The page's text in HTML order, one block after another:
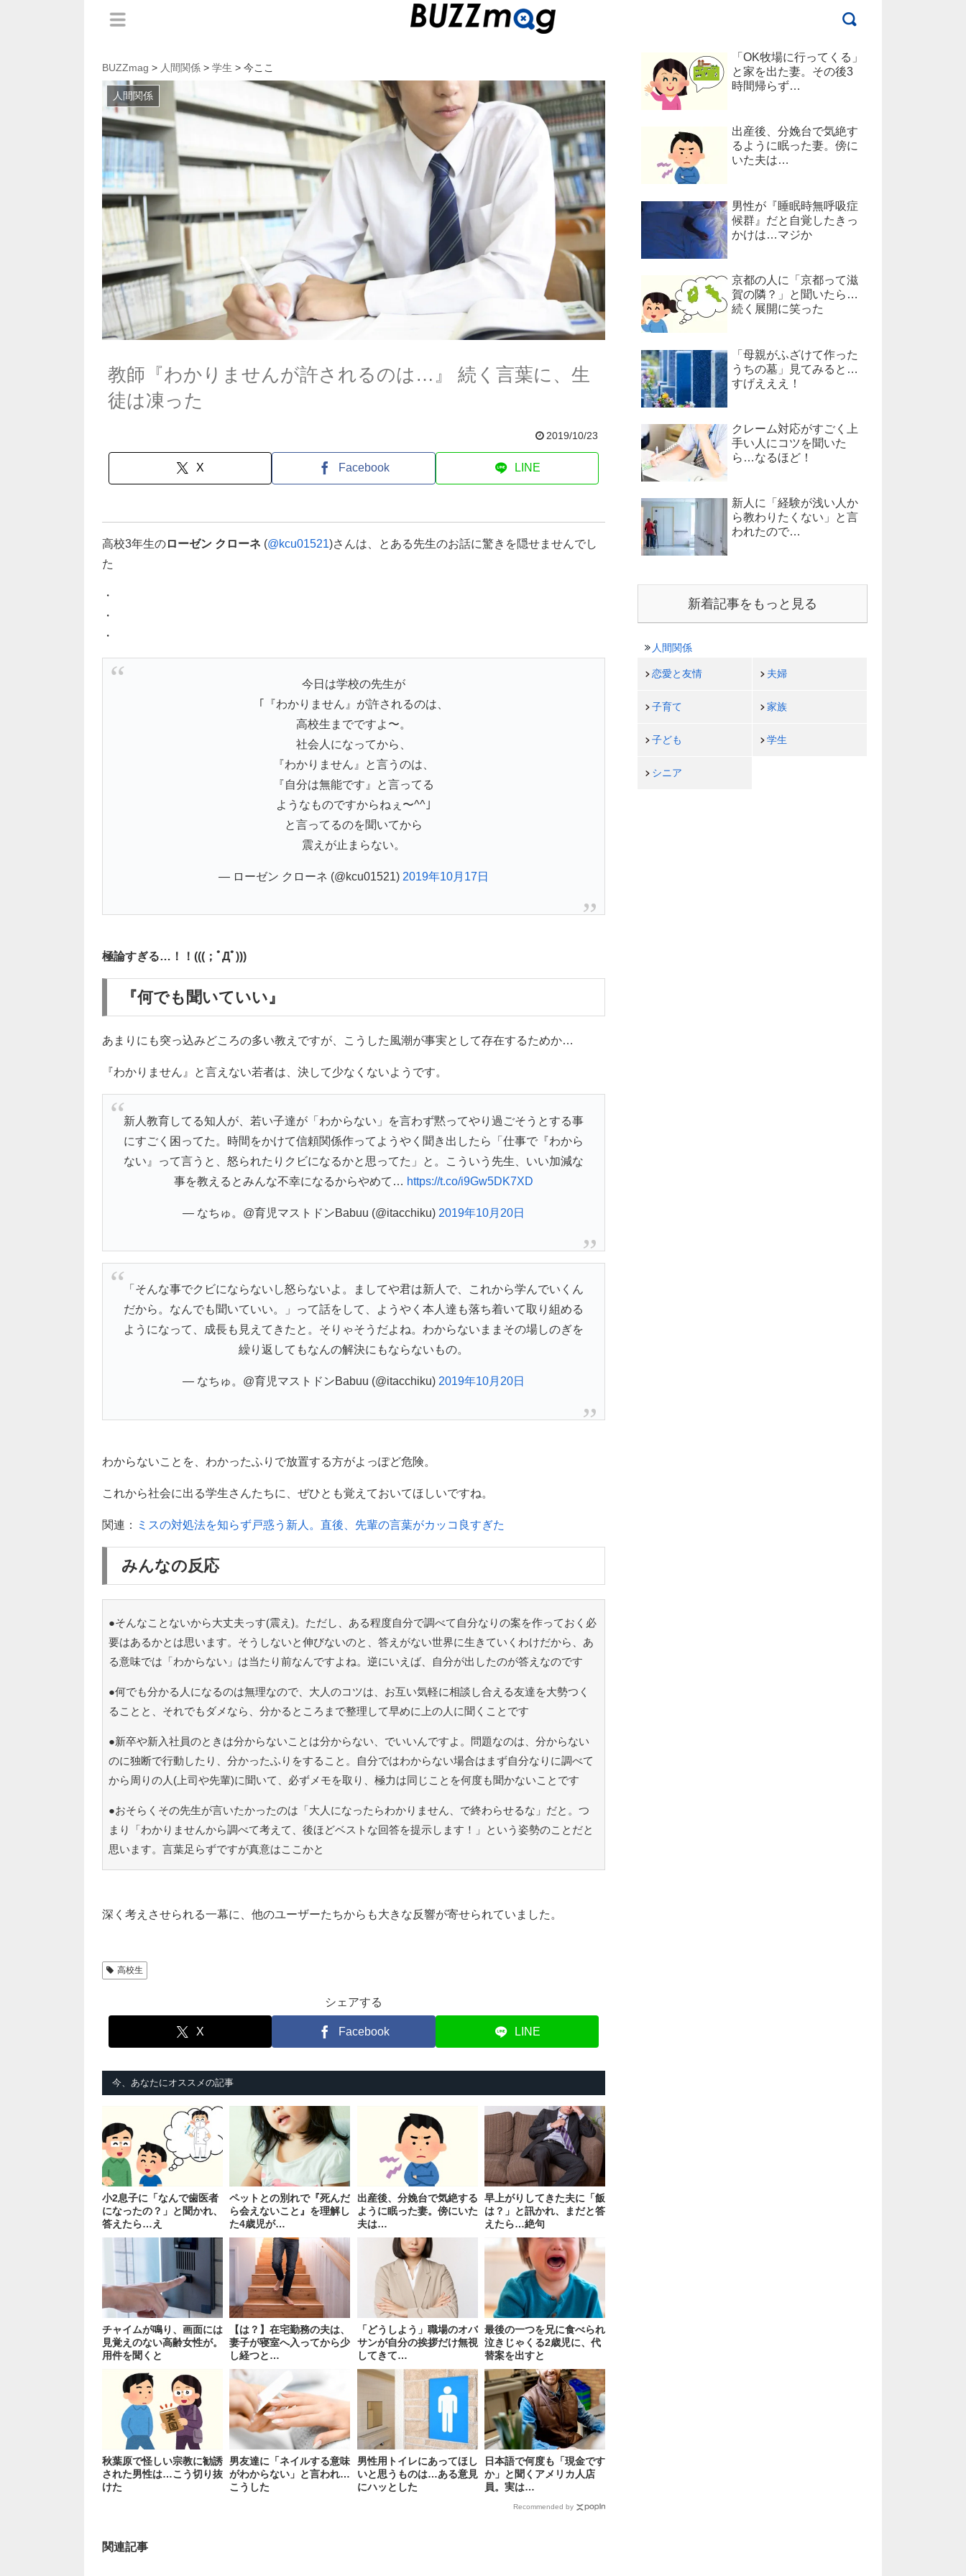
BUZZmag > 人間関係 > 学生 > 今ここ
人間関係
教師『わかりませんが許されるのは…』 続く言葉に、生
徒は凍った
2019/10/23
X Facebook LINE
高校3年生のローゼン クローネ (@kcu01521)さんは、とある先生のお話に驚きを隠せませんでし
た
・
・
・
今日は学校の先生が
｢『わかりません』が許されるのは、
高校生までですよ〜。
社会人になってから、
『わかりません』と言うのは、
『自分は無能です』と言ってる
ようなものですからねぇ〜^^｣
と言ってるのを聞いてから
震えが止まらない。
— ローゼン クローネ (@kcu01521) 2019年10月17日
極論すぎる…！！(((；ﾟДﾟ)))
『何でも聞いていい』
あまりにも突っ込みどころの多い教えですが、こうした風潮が事実として存在するためか…
『わかりません』と言えない若者は、決して少なくないようです。
新人教育してる知人が、若い子達が「わからない」を言わず黙ってやり過ごそうとする事
にすごく困ってた。時間をかけて信頼関係作ってようやく聞き出したら「仕事で『わから
ない』って言うと、怒られたりクビになるかと思ってた」と。こういう先生、いい加減な
事を教えるとみんな不幸になるからやめて… https://t.co/i9Gw5DK7XD
— なちゅ。@育児マストドンBabuu (@itacchiku) 2019年10月20日
「そんな事でクビにならないし怒らないよ。ましてや君は新人で、これから学んでいくん
だから。なんでも聞いていい。」って話をして、ようやく本人達も落ち着いて取り組める
ようになって、成長も見えてきたと。そりゃそうだよね。わからないままその場しのぎを
繰り返してもなんの解決にもならないもの。
— なちゅ。@育児マストドンBabuu (@itacchiku) 2019年10月20日
わからないことを、わかったふりで放置する方がよっぽど危険。
これから社会に出る学生さんたちに、ぜひとも覚えておいてほしいですね。
関連： ミスの対処法を知らず戸惑う新人。直後、先輩の言葉がカッコ良すぎた
みんなの反応
●そんなことないから大丈夫っす(震え)。ただし、ある程度自分で調べて自分なりの案を作っておく必
要はあるかとは思います。そうしないと伸びないのと、答えがない世界に生きていくわけだから、あ
る意味では「わからない」は当たり前なんですよね。逆にいえば、自分が出したのが答えなのです
●何でも分かる人になるのは無理なので、大人のコツは、お互い気軽に相談し合える友達を大勢つく
ることと、それでもダメなら、分かるところまで整理して早めに上の人に聞くことです
●新卒や新入社員のときは分からないことは分からない、でいいんですよ。問題なのは、分からない
のに独断で行動したり、分かったふりをすること。自分ではわからない場合はまず自分なりに調べて
から周りの人(上司や先輩)に聞いて、必ずメモを取り、極力は同じことを何度も聞かないことです
●おそらくその先生が言いたかったのは「大人になったらわかりません、で終わらせるな」だと。つ
まり「わかりませんから調べて考えて、後ほどベストな回答を提示します！」という姿勢のことだと
思います。言葉足らずですが真意はここかと
深く考えさせられる一幕に、他のユーザーたちからも大きな反響が寄せられていました。
高校生
シェアする
X Facebook LINE
今、あなたにオススメの記事
小2息子に「なんで歯医者
になったの？」と聞かれ、
答えたら…え
ペットとの別れで『死んだ
ら会えないこと』を理解し
た4歳児が…
出産後、分娩台で気絶する
ように眠った妻。傍にいた
夫は…
早上がりしてきた夫に「飯
は？」と訊かれ、まだと答
えたら…絶句
チャイムが鳴り、画面には
見覚えのない高齢女性が。
用件を聞くと
【は？】在宅勤務の夫は、
妻子が寝室へ入ってから少
し経つと…
「どうしよう」職場のオバ
サンが自分の挨拶だけ無視
してきて…
最後の一つを兄に食べられ
泣きじゃくる2歳児に、代
替案を出すと
秋葉原で怪しい宗教に勧誘
された男性は…こう切り抜
けた
男友達に「ネイルする意味
がわからない」と言われ…
こうした
男性用トイレにあってほし
いと思うものは…ある意見
にハッとした
日本語で何度も「現金です
か」と聞くアメリカ人店
員。実は…
Recommended by
関連記事
「OK牧場に行ってくる」
と家を出た妻。その後3
時間帰らず…
出産後、分娩台で気絶す
るように眠った妻。傍に
いた夫は…
男性が『睡眠時無呼吸症
候群』だと自覚したきっ
かけは…マジか
京都の人に「京都って滋
賀の隣？」と聞いたら…
続く展開に笑った
「母親がふざけて作った
うちの墓」見てみると…
すげえええ！
クレーム対応がすごく上
手い人にコツを聞いた
ら…なるほど！
新人に「経験が浅い人か
ら教わりたくない」と言
われたので…
新着記事をもっと見る
人間関係
恋愛と友情 夫婦
子育て 家族
子ども 学生
シニア